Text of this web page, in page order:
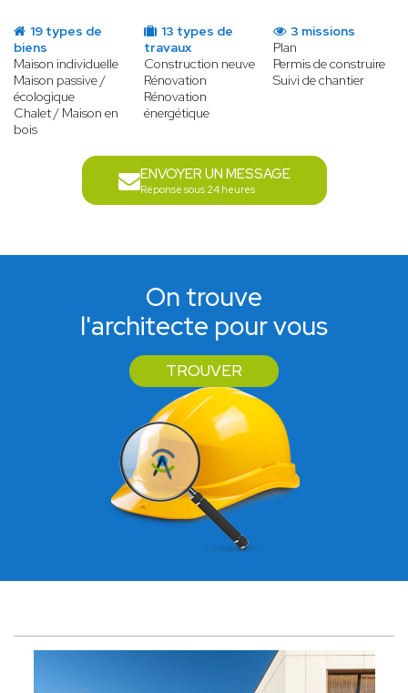
19 types de
biens
Maison individuelle
Maison passive /
écologique
Chalet / Maison en
bois
13 types de
travaux
Construction neuve
Rénovation
Rénovation
énergétique
3 missions
Plan
Permis de construire
Suivi de chantier
ENVOYER UN MESSAGE
Réponse sous 24 heures
On trouve
l'architecte pour vous
TROUVER